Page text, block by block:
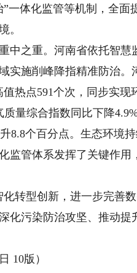
一体化监管等机制，全
。
之重。河南省依托智慧
实施削峰降指精准防治。
热点591个次，同步实现
综合指数同比下降
8.8个百分点。生态环境
监管体系发挥了关键作用
型创新，进一步完善数
化污染防治攻坚、推动提
10版）